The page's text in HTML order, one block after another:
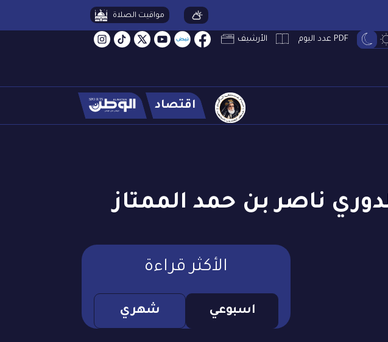
مواقيت الصلاة
PDF عدد اليوم الأرشيف
اقتصاد
ناصر بن حمد الممتاز
الأكثر قراءة
اسبوعي شهري